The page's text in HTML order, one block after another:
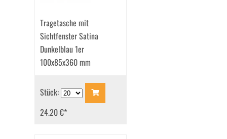
Tragetasche mit
Sichtfenster Satina
Dunkelblau 1er
100x85x360 mm
Stück:
24.20 €*